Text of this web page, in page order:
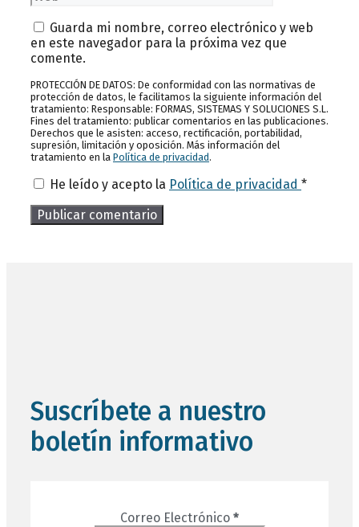
Guarda mi nombre, correo electrónico y web
en este navegador para la próxima vez que
comente.
PROTECCIÓN DE DATOS: De conformidad con las normativas de
protección de datos, le facilitamos la siguiente información del
tratamiento: Responsable: FORMAS, SISTEMAS Y SOLUCIONES S.L.
Fines del tratamiento: publicar comentarios en las publicaciones.
Derechos que le asisten: acceso, rectificación, portabilidad,
supresión, limitación y oposición. Más información del
tratamiento en la Política de privacidad.
He leído y acepto la Política de privacidad *
Suscríbete a nuestro
boletín informativo
Correo Electrónico *